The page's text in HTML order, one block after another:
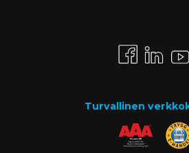
Turvallinen